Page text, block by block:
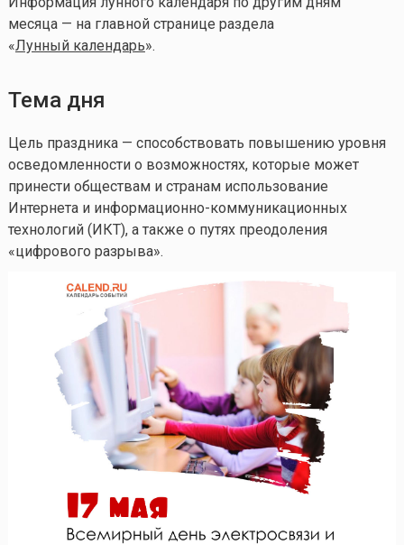
месяца — на главной странице раздела
«Лунный календарь».
Тема дня
Цель праздника — способствовать повышению уровня
осведомленности о возможностях, которые может
принести обществам и странам использование
Интернета и информационно-коммуникационных
технологий (ИКТ), а также о путях преодоления
«цифрового разрыва».